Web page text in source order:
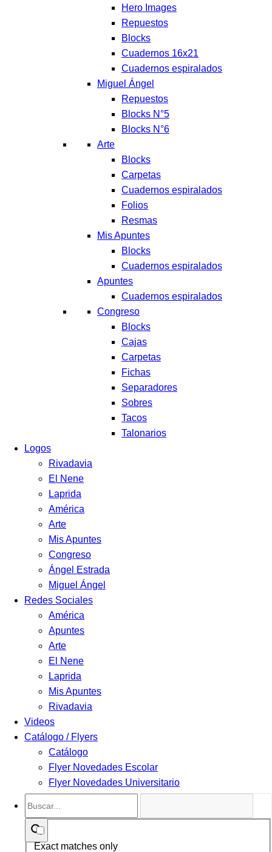
Hero Images
Repuestos
Blocks
Cuadernos 16x21
Cuadernos espiralados
Miguel Ángel
Repuestos
Blocks N°5
Blocks N°6
Arte
Blocks
Carpetas
Cuadernos espiralados
Folios
Resmas
Mis Apuntes
Blocks
Cuadernos espiralados
Apuntes
Cuadernos espiralados
Congreso
Blocks
Cajas
Carpetas
Fichas
Separadores
Sobres
Tacos
Talonarios
Logos
Rivadavia
El Nene
Laprida
América
Arte
Mis Apuntes
Congreso
Ángel Estrada
Miguel Ángel
Redes Sociales
América
Apuntes
Arte
El Nene
Laprida
Mis Apuntes
Rivadavia
Videos
Catálogo / Flyers
Catálogo
Flyer Novedades Escolar
Flyer Novedades Universitario
Exact matches only